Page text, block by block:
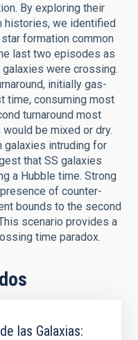
By exploring their
histories, we identified
formation common
last two episodes as
were crossing.
initially gas-
time, consuming most
turnaround most
be mixed or dry.
galaxies intruding for
that SS galaxies
a Hubble time. Strong
of counter-
bounds to the second
scenario provides a
time paradox.
las Galaxias: